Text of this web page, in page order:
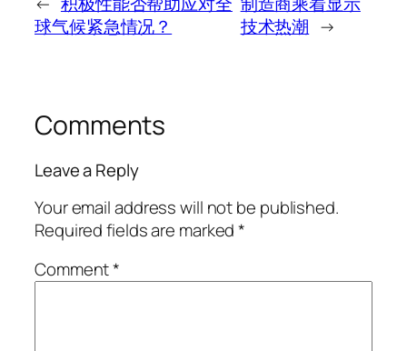
球气候紧急情况？
技术热潮 →
Comments
Leave a Reply
Your email address will not be published.
Required fields are marked*
Comment*